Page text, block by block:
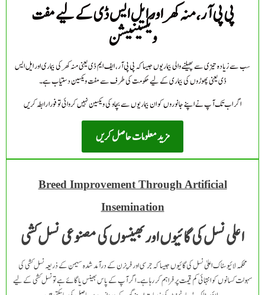
پی پی آر، منہ کھر اور ایل ایس ڈی کے لیے مفت
ویکسینیشن
سب سے زیادہ تیزی سے پھیلنے والی بیماریوں جیسا کہ پی پی آر، ایف ایم ڈی یعنی منہ کھر کی بیماری اور ایل ایس
ڈی یعنی پھوڑوں کی بیماری کے لیے حکومت کی طرف سے مفت ویکسین دستیاب ہے۔
اگر اب تک آپ نے اپنے جانوروں کو ان بیماریوں سے بچاو کی ویکسین نہیں کروائی تو فورا رابطہ کریں
مزید معلومات حاصل کریں
Breed Improvement Through Artificial
Insemination
اعلی نسل کی گائیوں اور بھینسوں کی مصنوعی نسل کشی
محکمہ لائیوسٹاک اعلیٰ نسل کی گائیوں جیسا کہ جرسی اور فریزن کے درآمد شدہ سیمن کے ذریعہ نسل کشی کی
سہولت کسانوں کو انتہائی کم قیمت پر فراہم کر رہا ہے۔ اگر آپ کے پاس بھینس یا گائے ہے تو نسل کشی کے لیے